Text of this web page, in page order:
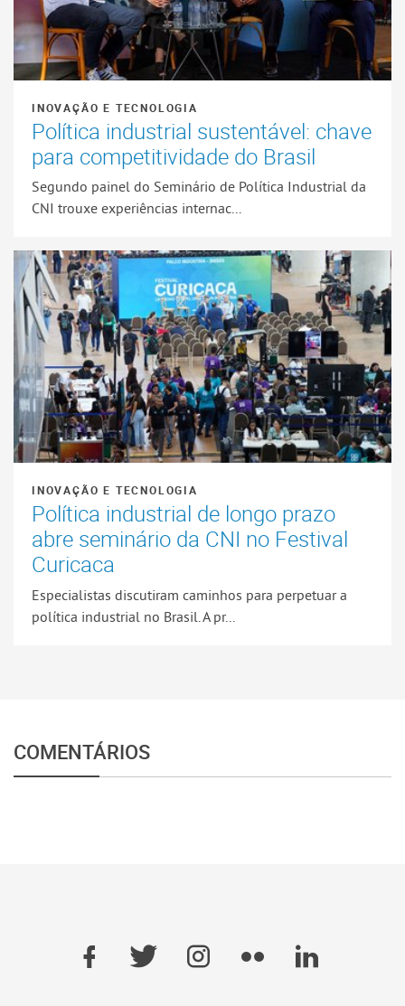
INOVAÇÃO E TECNOLOGIA
Política industrial sustentável: chave
para competitividade do Brasil
Segundo painel do Seminário de Política Industrial da
CNI trouxe experiências internac...
INOVAÇÃO E TECNOLOGIA
Política industrial de longo prazo
abre seminário da CNI no Festival
Curicaca
Especialistas discutiram caminhos para perpetuar a
política industrial no Brasil. A pr...
COMENTÁRIOS